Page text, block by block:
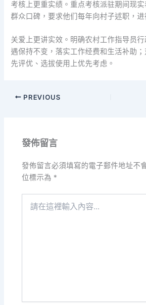
考核上更重实绩。重点考核派驻期间现
群众口碑，要求他们每年向村子述职，进
关爱上更讲实效。明确农村工作指导员
遇保持不变，落实工作经费和生活补助
先评优、选拔使用上优先考虑。
PREVIOUS
發佈留言
發佈留言必須填寫的電子郵件地址不
位標示為 *